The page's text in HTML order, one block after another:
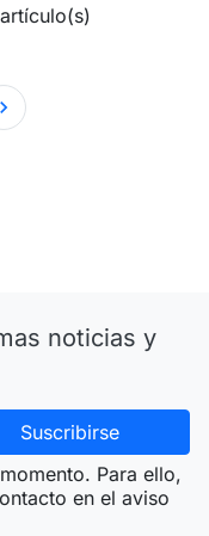

noticias y
Para ello,
en el aviso